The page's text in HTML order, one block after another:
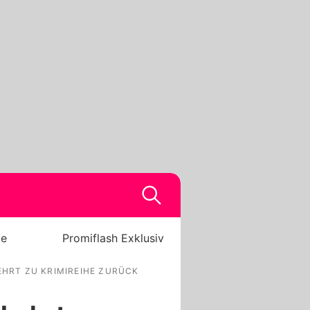
Promiflash Exklusiv
ZU KRIMIREIHE ZURÜCK